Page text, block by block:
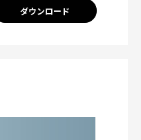
ダウンロード